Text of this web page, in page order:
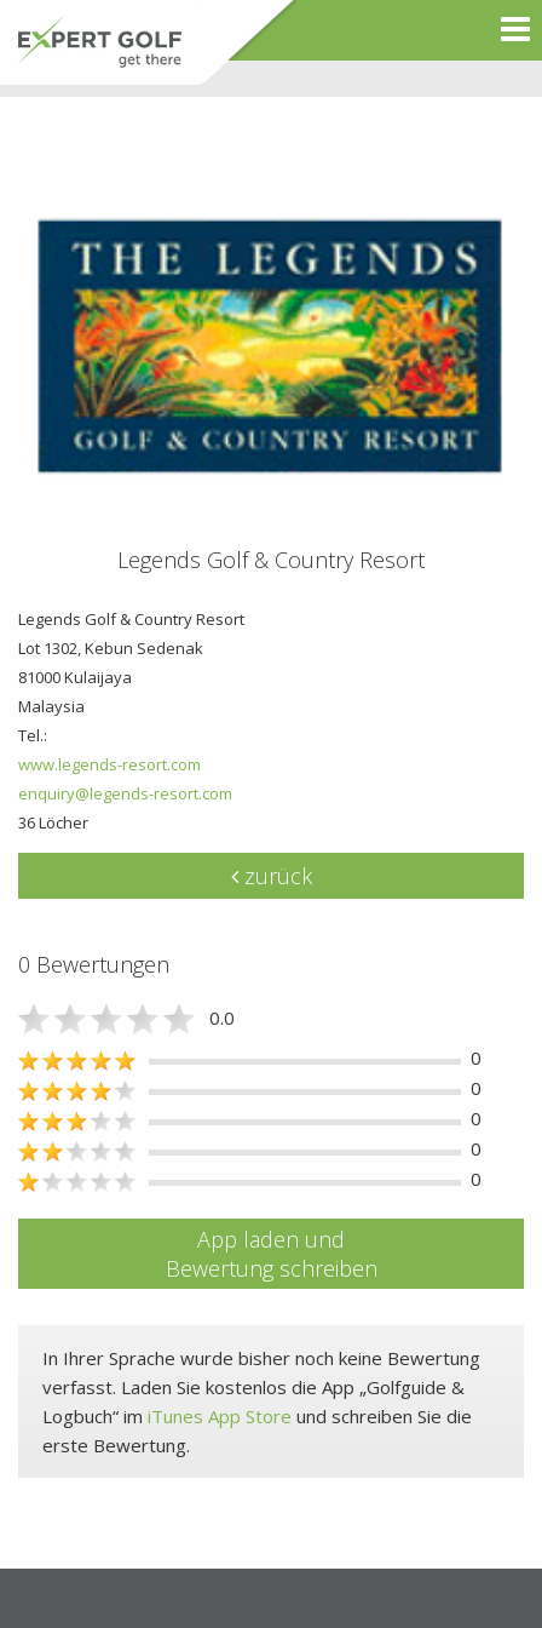
Legends Golf & Country Resort
Legends Golf & Country Resort
Lot 1302, Kebun Sedenak
81000 Kulaijaya
Malaysia
Tel.:
www.legends-resort.com
enquiry@legends-resort.com
36 Löcher
zurück
0 Bewertungen
0.0
0
0
0
0
0
App laden und
Bewertung schreiben
In Ihrer Sprache wurde bisher noch keine Bewertung
verfasst. Laden Sie kostenlos die App „Golfguide &
Logbuch“ im iTunes App Store und schreiben Sie die
erste Bewertung.